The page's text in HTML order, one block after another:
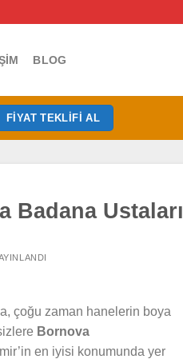
BLOG
FIYAT TEKLIFI AL
Badana Ustaları
çoğu zaman hanelerin boya
Bornova
en iyisi konumunda yer